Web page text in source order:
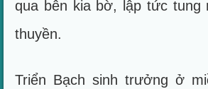
qua bên kia bờ, lập tức tung
thuyền.
Triển Bạch sinh trưởng ở